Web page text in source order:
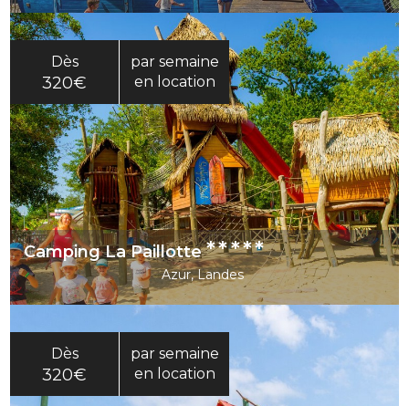
Dès
320€
par semaine
en location
Camping La Paillotte*****
Azur, Landes
Dès
320€
par semaine
en location